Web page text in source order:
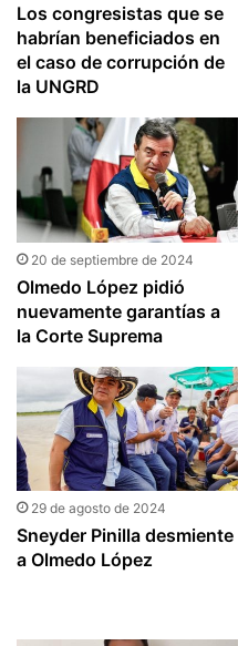
Los congresistas que se
habrían beneficiados en
el caso de corrupción de
la UNGRD
20 de septiembre de 2024
Olmedo López pidió
nuevamente garantías a
la Corte Suprema
29 de agosto de 2024
Sneyder Pinilla desmiente
a Olmedo López